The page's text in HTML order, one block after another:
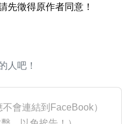
先徵得原作者同意！
人吧！
不會連結到FaceBook）